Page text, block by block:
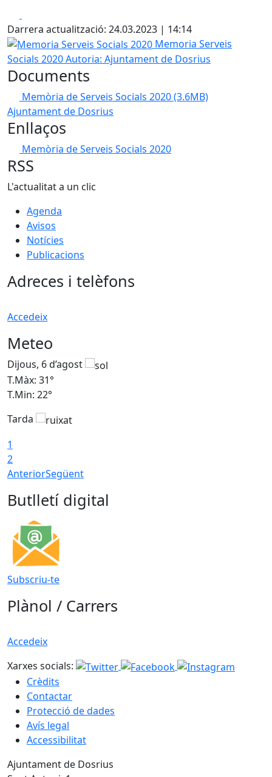
Darrera actualització: 24.03.2023 | 14:14
Memoria Serveis Socials 2020
Memoria Serveis
Socials 2020Autoria: Ajuntament de Dosrius
Documents
Memòria de Serveis Socials 2020(3.6MB)
Ajuntament de Dosrius
Enllaços
Memòria de Serveis Socials 2020
RSS
L'actualitat a un clic
Agenda
Avisos
Notícies
Publicacions
Adreces i telèfons
Accedeix
Meteo
Dijous, 6 d’agost
T.Màx: 31°
T.Min: 22°
Tarda
1
2
AnteriorSegüent
Butlletí digital
Subscriu-te
Plànol / Carrers
Accedeix
Xarxes socials:
Crèdits
Contactar
Protecció de dades
Avís legal
Accessibilitat
Ajuntament de Dosrius